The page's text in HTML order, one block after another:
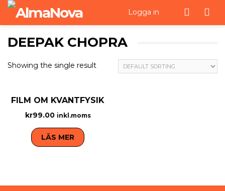
Logga in
DEEPAK CHOPRA
Showing the single result
FILM OM KVANTFYSIK
kr99.00 inkl.moms
LÄS MER